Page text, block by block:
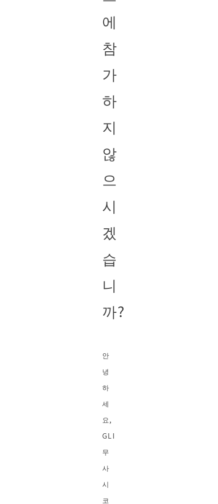
에
참
가
하
지
않
으
시
겠
습
니
까?
안
녕
하
세
요,
GLI
무
사
시
코